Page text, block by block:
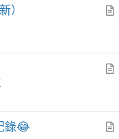
e
c
）
c
錄😂